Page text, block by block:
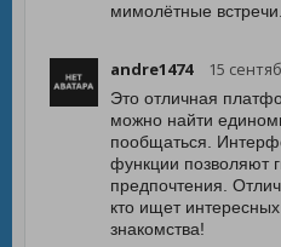
мимолётные встречи.
andre1474 15
Это отличная
можно найти
пообщаться.
функции позволяют
предпочтения.
кто ищет
знакомства!